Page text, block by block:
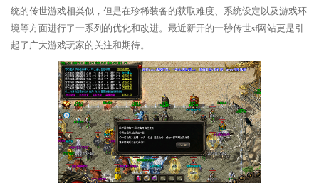
统的传世游戏相类似，但是在珍稀装备的获取难度、系统设定以及游戏环
境等方面进行了一系列的优化和改进。最近新开的一秒传世sf网站更是引
起了广大游戏玩家的关注和期待。